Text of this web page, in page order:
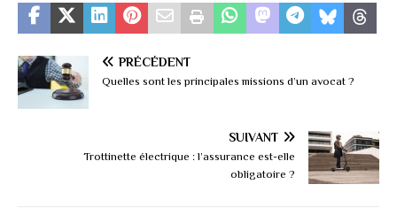
PRÉCÉDENT
Quelles sont les principales missions d’un avocat ?
SUIVANT
Trottinette électrique : l’assurance est-elle
obligatoire ?